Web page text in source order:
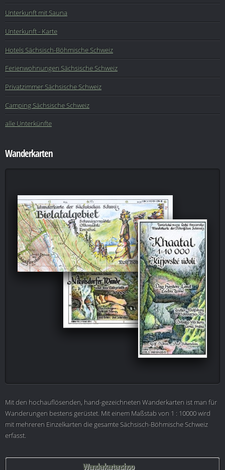
Unterkunft mit Sauna
Unterkunft - Karte
Hotels Sächsisch-Böhmische Schweiz
Ferienwohnungen Sächsische Schweiz
Privatzimmer Sächsische Schweiz
Camping Sächsische Schweiz
alle Unterkünfte
Wanderkarten
Mit den hochauflösenden, hand-gezeichneten Wanderkarten ist man für
Wanderungen bestens gerüstet. Mit einem Maßstab von 1 : 10000 wird
mit mehreren Einzelkarten die gesamte Sächsisch-Böhmische Schweiz
erfasst.
Wanderkartenshop